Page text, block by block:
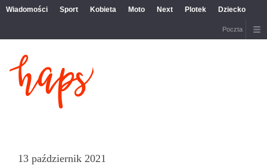
Wiadomości Sport Kobieta Moto Next Plotek Dziecko
Poczta
13 październik 2021